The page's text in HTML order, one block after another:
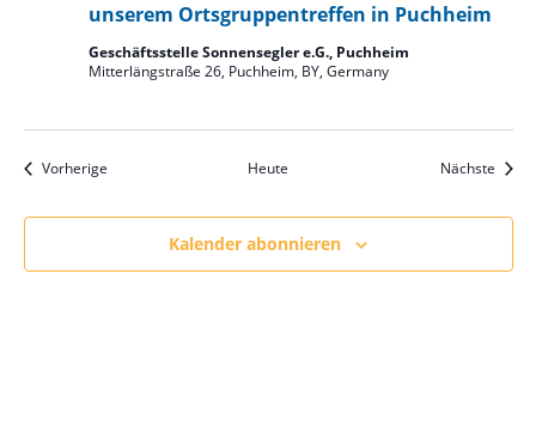
unserem Ortsgruppentreffen in Puchheim
Geschäftsstelle Sonnensegler e.G., Puchheim
Mitterlängstraße 26, Puchheim, BY, Germany
VorherigeVeranstaltungen Heute Nächste
Kalender abonnieren